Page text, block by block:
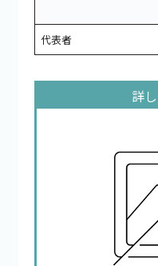
代表者